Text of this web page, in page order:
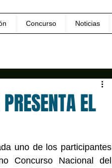
Concurso Noticias
EL
uno de los participantes
Concurso Nacional del